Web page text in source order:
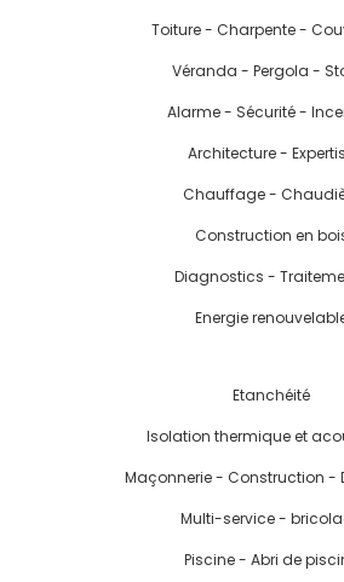
Toiture - Charpente -
Véranda - Pergola -
Alarme - Sécurité -
Architecture -
Chauffage -
Construction en
Diagnostics -
Energie
Etanchéité
Isolation thermique et
Maçonnerie - Construction -
Multi-service -
Piscine - Abri de